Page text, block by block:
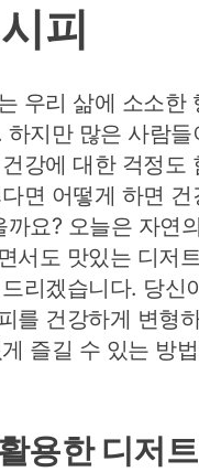
피
우리 삶에 소소한
하지만 많은 사람들
강에 대한 걱정도
면 어떻게 하면
까요? 오늘은 자연
서도 맛있는 디저
리겠습니다. 당신
를 건강하게 변형
즐길 수 있는 방
용한 디저트